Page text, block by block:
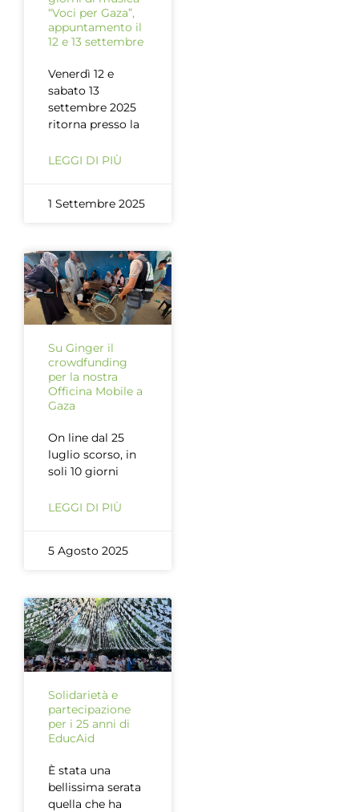
“Voci per Gaza”,
appuntamento il
12 e 13 settembre
Venerdì 12 e
sabato 13
settembre 2025
ritorna presso la
LEGGI DI PIÙ
1 Settembre 2025
Su Ginger il
crowdfunding
per la nostra
Officina Mobile a
Gaza
On line dal 25
luglio scorso, in
soli 10 giorni
LEGGI DI PIÙ
5 Agosto 2025
Solidarietà e
partecipazione
per i 25 anni di
EducAid
È stata una
bellissima serata
quella che ha